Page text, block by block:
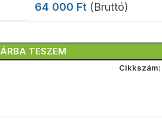
64 000 Ft (Bruttó)
TESZEM
Cikkszám: